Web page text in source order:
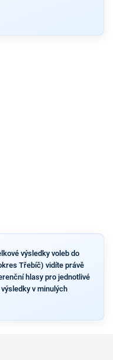
výsledky voleb do
Třebíč) vidíte právě
hlasy pro jednotlivé
v minulých